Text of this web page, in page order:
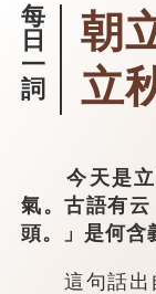
每
日
一
詞
朝
立
今天是立
氣。古語有
頭。」是何含
這句話出自